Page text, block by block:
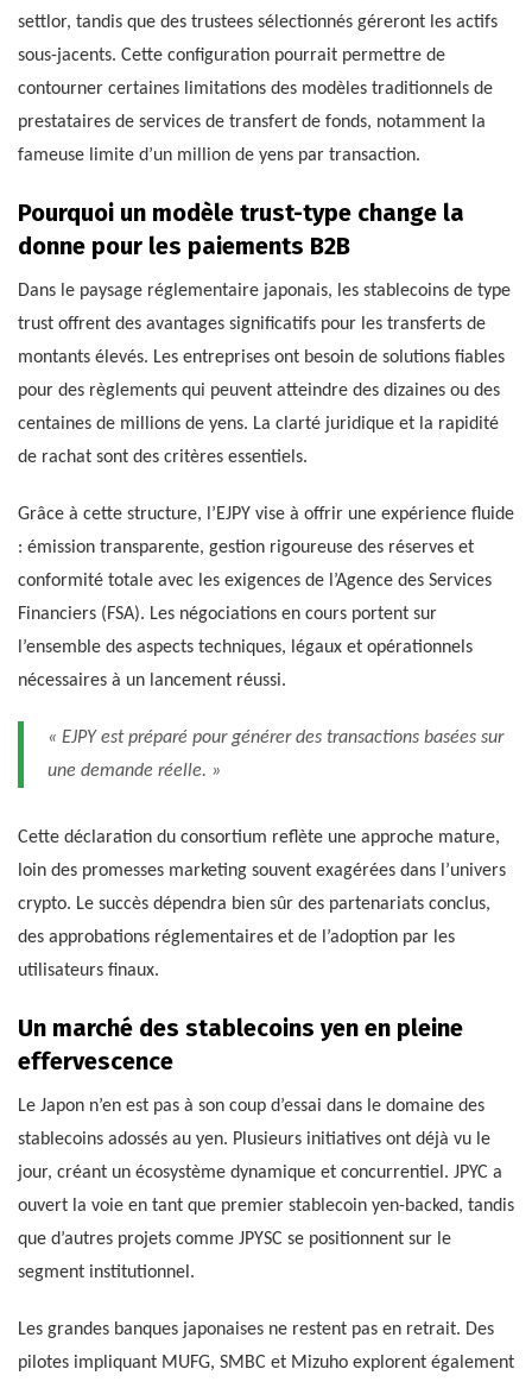
settlor, tandis que des trustees sélectionnés géreront les actifs
sous-jacents. Cette configuration pourrait permettre de
contourner certaines limitations des modèles traditionnels de
prestataires de services de transfert de fonds, notamment la
fameuse limite d’un million de yens par transaction.
Pourquoi un modèle trust-type change la
donne pour les paiements B2B
Dans le paysage réglementaire japonais, les stablecoins de type
trust offrent des avantages significatifs pour les transferts de
montants élevés. Les entreprises ont besoin de solutions fiables
pour des règlements qui peuvent atteindre des dizaines ou des
centaines de millions de yens. La clarté juridique et la rapidité
de rachat sont des critères essentiels.
Grâce à cette structure, l’EJPY vise à offrir une expérience fluide
: émission transparente, gestion rigoureuse des réserves et
conformité totale avec les exigences de l’Agence des Services
Financiers (FSA). Les négociations en cours portent sur
l’ensemble des aspects techniques, légaux et opérationnels
nécessaires à un lancement réussi.
« EJPY est préparé pour générer des transactions basées sur
une demande réelle. »
Cette déclaration du consortium reflète une approche mature,
loin des promesses marketing souvent exagérées dans l’univers
crypto. Le succès dépendra bien sûr des partenariats conclus,
des approbations réglementaires et de l’adoption par les
utilisateurs finaux.
Un marché des stablecoins yen en pleine
effervescence
Le Japon n’en est pas à son coup d’essai dans le domaine des
stablecoins adossés au yen. Plusieurs initiatives ont déjà vu le
jour, créant un écosystème dynamique et concurrentiel. JPYC a
ouvert la voie en tant que premier stablecoin yen-backed, tandis
que d’autres projets comme JPYSC se positionnent sur le
segment institutionnel.
Les grandes banques japonaises ne restent pas en retrait. Des
pilotes impliquant MUFG, SMBC et Mizuho explorent également